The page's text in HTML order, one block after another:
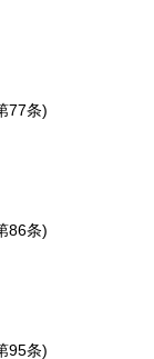
77条)
86条)
95条)